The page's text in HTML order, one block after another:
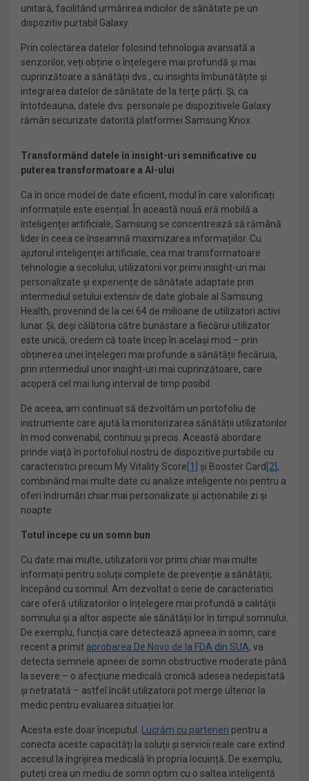
unitară, facilitând urmărirea indicilor de sănătate pe un
dispozitiv purtabil Galaxy.
Prin colectarea datelor folosind tehnologia avansată a
senzorilor, veți obține o înțelegere mai profundă și mai
cuprinzătoare a sănătății dvs., cu insights îmbunătățite și
integrarea datelor de sănătate de la terțe părți. Și, ca
întotdeauna, datele dvs. personale pe dispozitivele Galaxy
rămân securizate datorită platformei Samsung Knox.
Transformând datele în insight-uri semnificative cu
puterea transformatoare a AI-ului
Ca în orice model de date eficient, modul în care valorificați
informațiile este esențial. În această nouă eră mobilă a
inteligenței artificiale, Samsung se concentrează să rămână
lider în ceea ce înseamnă maximizarea informațiilor. Cu
ajutorul inteligenței artificiale, cea mai transformatoare
tehnologie a secolului, utilizatorii vor primi insight-uri mai
personalizate și experiențe de sănătate adaptate prin
intermediul setului extensiv de date globale al Samsung
Health, provenind de la cei 64 de milioane de utilizatori activi
lunar. Și, deși călătoria către bunăstare a fiecărui utilizator
este unică, credem că toate încep în același mod – prin
obținerea unei înțelegeri mai profunde a sănătății fiecăruia,
prin intermediul unor insight-uri mai cuprinzătoare, care
acoperă cel mai lung interval de timp posibil.
De aceea, am continuat să dezvoltăm un portofoliu de
instrumente care ajută la monitorizarea sănătății utilizatorilor
în mod convenabil, continuu și precis. Această abordare
prinde viață în portofoliul nostru de dispozitive purtabile cu
caracteristici precum My Vitality Score [1] și Booster Card [2] ,
combinând mai multe date cu analize inteligente noi pentru a
oferi îndrumări chiar mai personalizate și acționabile zi și
noapte.
Totul începe cu un somn bun
Cu date mai multe, utilizatorii vor primi chiar mai multe
informații pentru soluții complete de prevenție a sănătății,
începând cu somnul. Am dezvoltat o serie de caracteristici
care oferă utilizatorilor o înțelegere mai profundă a calității
somnului și a altor aspecte ale sănătății lor în timpul somnului.
De exemplu, funcția care detectează apneea în somn, care
recent a primit aprobarea De Novo de la FDA din SUA, va
detecta semnele apneei de somn obstructive moderate până
la severe – o afecțiune medicală cronică adesea nedepistată
și netratată – astfel încât utilizatorii pot merge ulterior la
medic pentru evaluarea situației lor.
Acesta este doar începutul. Lucrăm cu parteneri pentru a
conecta aceste capacități la soluții și servicii reale care extind
accesul la îngrijirea medicală în propria locuință. De exemplu,
puteți crea un mediu de somn optim cu o saltea inteligentă